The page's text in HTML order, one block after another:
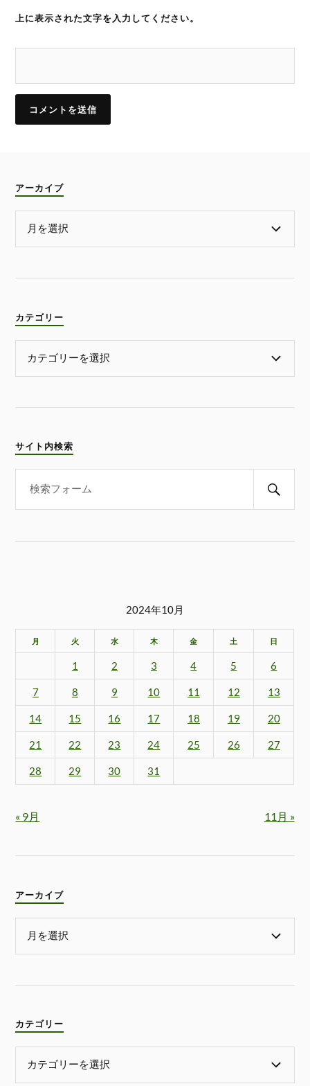
上に表示された文字を入力してください。
アーカイブ
カテゴリー
サイト内検索
2024年10月
月 火 水 木 金 土 日
1 2 3 4 5 6
7 8 9 10 11 12 13
14 15 16 17 18 19 20
21 22 23 24 25 26 27
28 29 30 31
« 9月 11月 »
アーカイブ
カテゴリー